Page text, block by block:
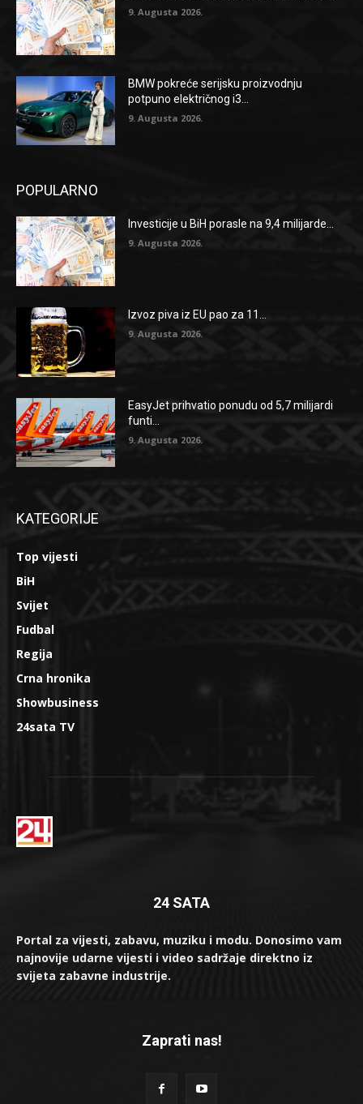
9. Augusta 2026.
BMW pokreće serijsku proizvodnju
potpuno električnog i3...
9. Augusta 2026.
POPULARNO
Investicije u BiH porasle na 9,4 milijarde...
9. Augusta 2026.
Izvoz piva iz EU pao za 11...
9. Augusta 2026.
EasyJet prihvatio ponudu od 5,7 milijardi
funti...
9. Augusta 2026.
KATEGORIJE
Top vijesti
BiH
Svijet
Fudbal
Regija
Crna hronika
Showbusiness
24sata TV
24 SATA
Portal za vijesti, zabavu, muziku i modu. Donosimo vam
najnovije udarne vijesti i video sadržaje direktno iz
svijeta zabavne industrije.
Zaprati nas!